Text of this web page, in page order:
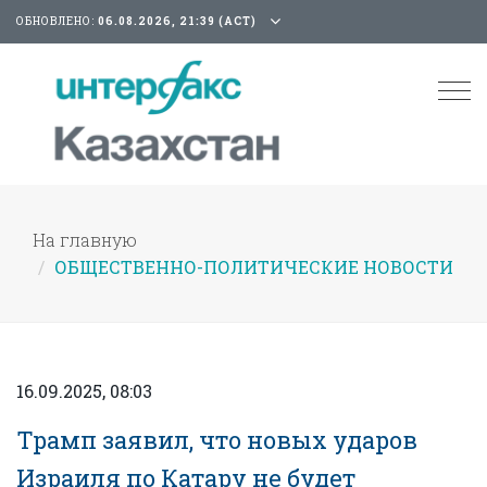
ОБНОВЛЕНО: 06.08.2026, 21:39 (АСТ)
На главную
ОБЩЕСТВЕННО-ПОЛИТИЧЕСКИЕ НОВОСТИ
16.09.2025, 08:03
Трамп заявил, что новых ударов
Израиля по Катару не будет